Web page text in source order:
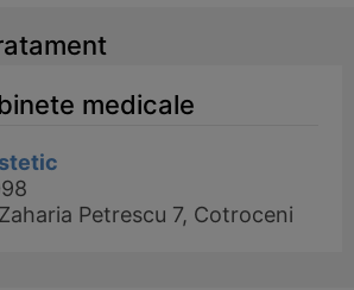
medicale
Petrescu 7, Cotroceni